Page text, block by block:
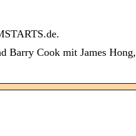
Barry Cook mit James Hong,